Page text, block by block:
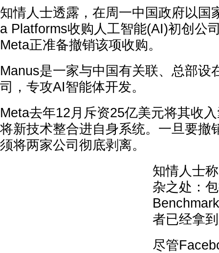
知情人士透露，在周一中国政府以国
a Platforms收购人工智能(AI)初创公
Meta正准备撤销该项收购。
Manus是一家与中国有关联、总部设
司，专攻AI智能体开发。
Meta去年12月斥资25亿美元将其收
将新技术整合进自身系统。一旦要撤
须将两家公司彻底剥离。
知情人士
杂之处：
者已经拿
尽管